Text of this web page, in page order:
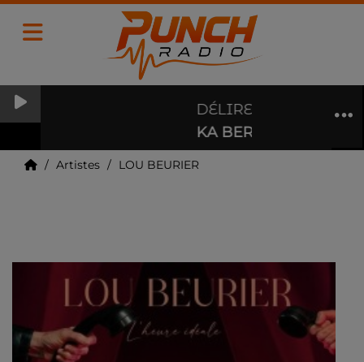
DÉLIRES D'UNE
KA BERRA
Artistes LOU BEURIER